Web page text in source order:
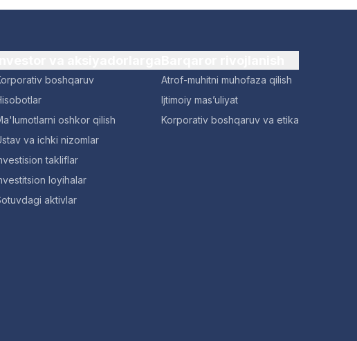
boshqaruv
oshkor qilish
va ichki nizomlar
takliflar
loyihalar
aktivlar
Atrof-muhitni muhofaza qilish
Ijtimoiy mas’uliyat
Korporativ boshqaruv va etika